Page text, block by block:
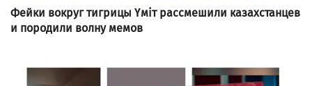
Фейки вокруг тигрицы Үміт рассмешили казахстанцев
и породили волну мемов